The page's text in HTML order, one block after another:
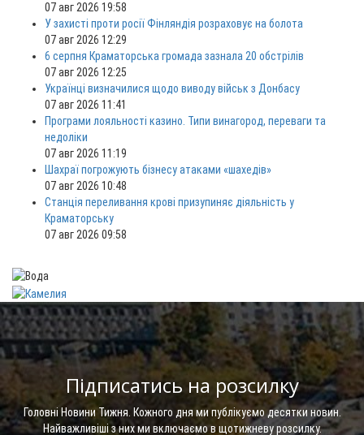
07 авг 2026 19:58
У захисті проти росії Фінляндія розраховує на болота
07 авг 2026 12:29
6 серпня Краматорська громада зазнала 20 обстрілів
07 авг 2026 12:25
Українці визначилися щодо виводу військ з Донбасу
07 авг 2026 11:41
Програми лояльності казино. Типи винагород, переваги та
недоліки
07 авг 2026 11:19
Шахраї погрожують бізнесу атаками «шахедів»
07 авг 2026 10:48
Станція переливання крові призупиняє діяльність у
Краматорську
07 авг 2026 09:58
Підписатись на розсилку
Головні Новини Тижня. Кожного дня ми публікуємо десятки новин.
Найважливіші з них ми включаємо в щотижневу розсилку.